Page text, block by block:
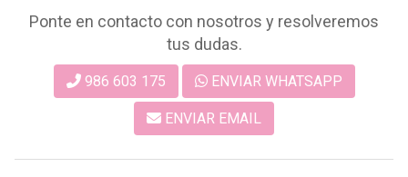
Ponte en contacto con nosotros y resolveremos
tus dudas.
986 603 175 ENVIAR WHATSAPP
ENVIAR EMAIL